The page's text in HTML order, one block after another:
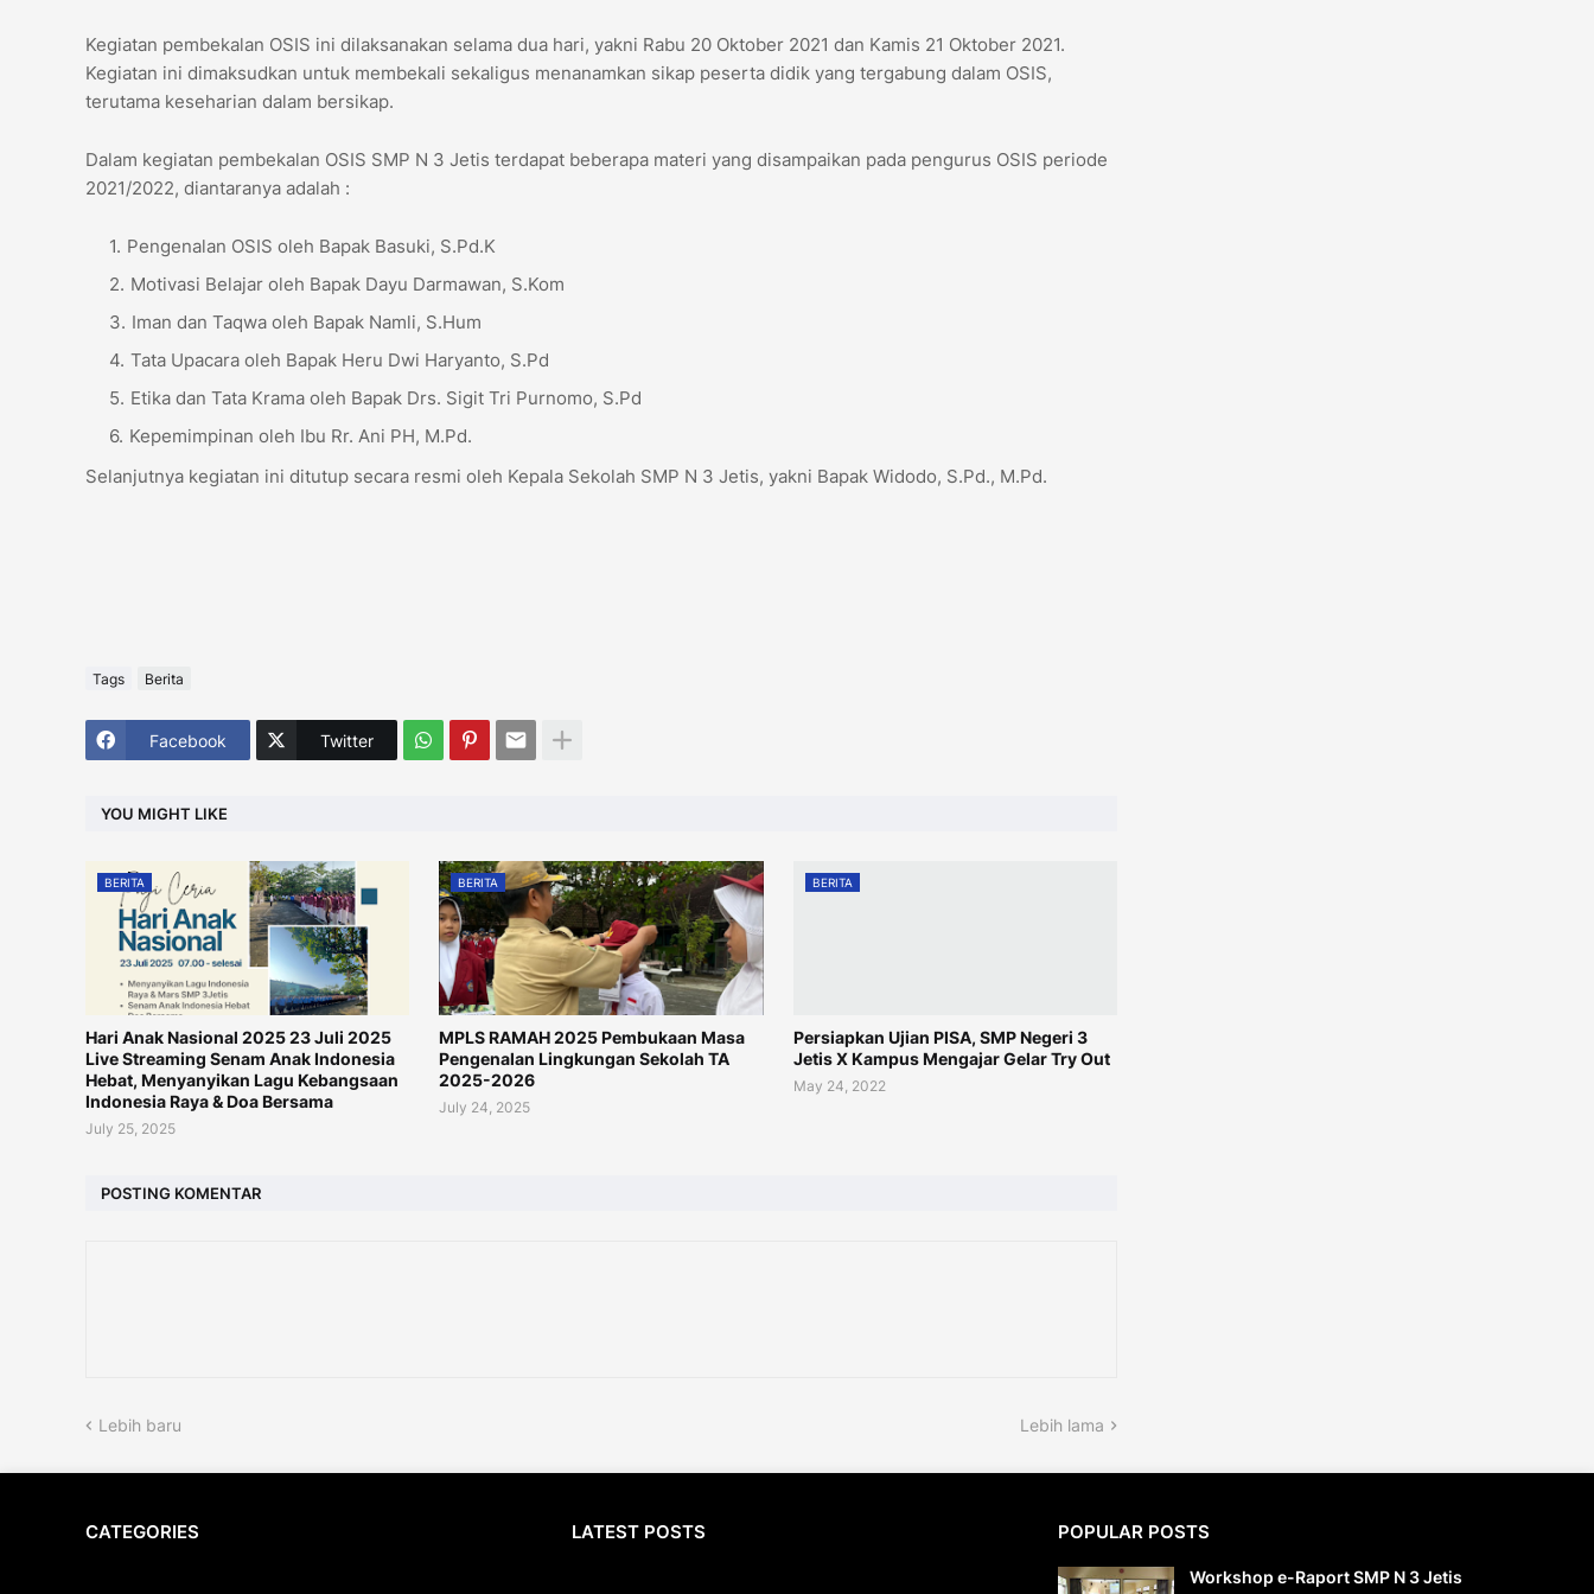
Kegiatan pembekalan OSIS ini dilaksanakan selama dua hari, yakni Rabu 20 Oktober 2021 dan Kamis 21 Oktober 2021.
Kegiatan ini dimaksudkan untuk membekali sekaligus menanamkan sikap peserta didik yang tergabung dalam OSIS,
terutama keseharian dalam bersikap.
Dalam kegiatan pembekalan OSIS SMP N 3 Jetis terdapat beberapa materi yang disampaikan pada pengurus OSIS periode
2021/2022, diantaranya adalah :
Pengenalan OSIS oleh Bapak Basuki, S.Pd.K
Motivasi Belajar oleh Bapak Dayu Darmawan, S.Kom
Iman dan Taqwa oleh Bapak Namli, S.Hum
Tata Upacara oleh Bapak Heru Dwi Haryanto, S.Pd
Etika dan Tata Krama oleh Bapak Drs. Sigit Tri Purnomo, S.Pd
Kepemimpinan oleh Ibu Rr. Ani PH, M.Pd.
Selanjutnya kegiatan ini ditutup secara resmi oleh Kepala Sekolah SMP N 3 Jetis, yakni Bapak Widodo, S.Pd., M.Pd.
Tags Berita
Facebook Twitter
YOU MIGHT LIKE
BERITA
Hari Anak Nasional 2025 23 Juli 2025
Live Streaming Senam Anak Indonesia
Hebat, Menyanyikan Lagu Kebangsaan
Indonesia Raya & Doa Bersama
July 25, 2025
BERITA
MPLS RAMAH 2025 Pembukaan Masa
Pengenalan Lingkungan Sekolah TA
2025-2026
July 24, 2025
BERITA
Persiapkan Ujian PISA, SMP Negeri 3
Jetis X Kampus Mengajar Gelar Try Out
May 24, 2022
POSTING KOMENTAR
Lebih baru Lebih lama
CATEGORIES LATEST POSTS POPULAR POSTS
Workshop e-Raport SMP N 3 Jetis